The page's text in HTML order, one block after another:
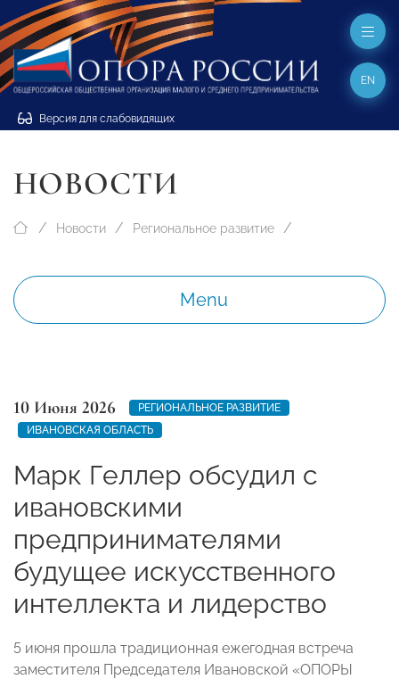
Версия для слабовидящих
EN
НОВОСТИ
Новости Региональное развитие
Menu
10 Июня 2026
РЕГИОНАЛЬНОЕ РАЗВИТИЕ
ИВАНОВСКАЯ ОБЛАСТЬ
Марк Геллер обсудил с
ивановскими
предпринимателями
будущее искусственного
интеллекта и лидерство
5 июня прошла традиционная ежегодная встреча
заместителя Председателя Ивановской «ОПОРЫ